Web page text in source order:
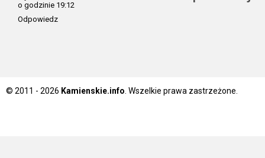
o godzinie 19:12
Odpowiedz
© 2011 - 2026 Kamienskie.info . Wszelkie prawa zastrzeżone.